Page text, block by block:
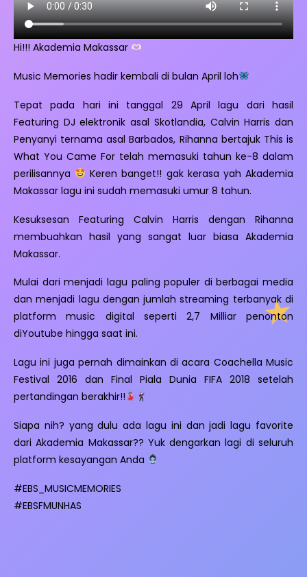
Hi!!! Akademia Makassar
Music Memories hadir kembali di bulan April loh
Tepat pada hari ini tanggal 29 April lagu dari hasil
Featuring DJ elektronik asal Skotlandia, Calvin Harris dan
Penyanyi ternama asal Barbados, Rihanna bertajuk This is
What You Came For telah memasuki tahun ke-8 dalam
perilisannya
Keren banget!! gak kerasa yah Akademia
Makassar lagu ini sudah memasuki umur 8 tahun.
Kesuksesan Featuring Calvin Harris dengan Rihanna
membuahkan hasil yang sangat luar biasa Akademia
Makassar.
Mulai dari menjadi lagu paling populer di berbagai media
dan menjadi lagu dengan jumlah streaming terbanyak di
platform music digital seperti 2,7 Milliar penonton
diYoutube hingga saat ini.
Lagu ini juga pernah dimainkan di acara Coachella Music
Festival 2016 dan Final Piala Dunia FIFA 2018 setelah
pertandingan berakhir!!
Siapa nih? yang dulu ada lagu ini dan jadi lagu favorite
dari Akademia Makassar?? Yuk dengarkan lagi di seluruh
platform kesayangan Anda
#EBS_MUSICMEMORIES
#EBSFMUNHAS